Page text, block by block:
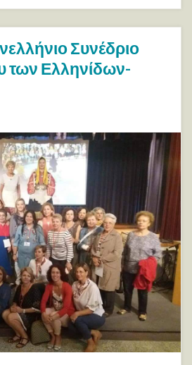
Συνέδριο
των Ελληνίδων-